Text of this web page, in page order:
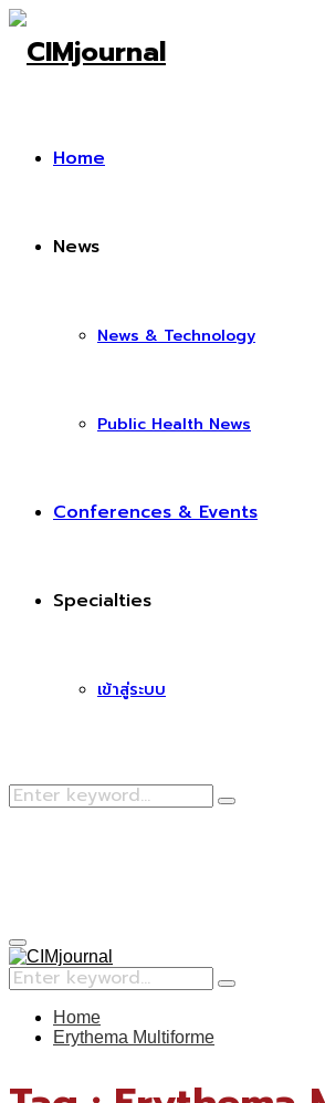
Home
News
News & Technology
Public Health News
Conferences & Events
Specialties
เข้าสู่ระบบ
Search
Search
Primary
Menu
Search
for:
Search
Home
Erythema Multiforme